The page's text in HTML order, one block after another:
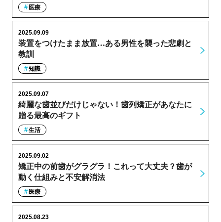
医療
装置をつけたまま放置…ある男性を襲った悲劇と
教訓
2025.09.09
知識
綺麗な歯並びだけじゃない！歯列矯正があなたに
贈る最高のギフト
2025.09.07
生活
矯正中の前歯がグラグラ！これって大丈夫？歯が
動く仕組みと不安解消法
2025.09.02
医療
2025.08.23